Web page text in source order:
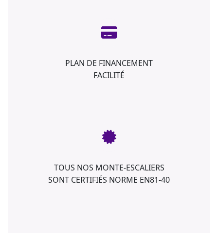
PLAN DE FINANCEMENT
FACILITÉ
TOUS NOS MONTE-ESCALIERS
SONT CERTIFIÉS NORME EN81-40